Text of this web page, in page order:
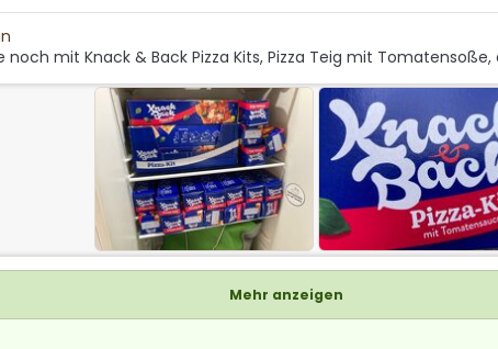
noch mit Knack & Back Pizza Kits, Pizza Teig mit
Mehr anzeigen